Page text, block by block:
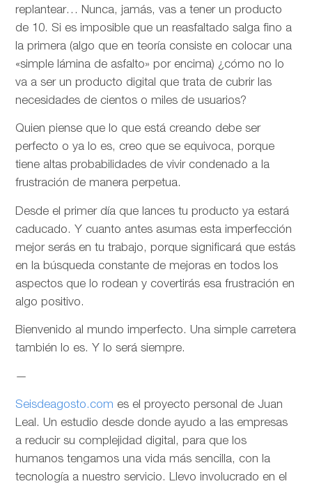
replantear… Nunca, jamás, vas a tener un producto
de 10. Si es imposible que un reasfaltado salga fino a
la primera (algo que en teoría consiste en colocar una
«simple lámina de asfalto» por encima) ¿cómo no lo
va a ser un producto digital que trata de cubrir las
necesidades de cientos o miles de usuarios?
Quien piense que lo que está creando debe ser
perfecto o ya lo es, creo que se equivoca, porque
tiene altas probabilidades de vivir condenado a la
frustración de manera perpetua.
Desde el primer día que lances tu producto ya estará
caducado. Y cuanto antes asumas esta imperfección
mejor serás en tu trabajo, porque significará que estás
en la búsqueda constante de mejoras en todos los
aspectos que lo rodean y covertirás esa frustración en
algo positivo.
Bienvenido al mundo imperfecto. Una simple carretera
también lo es. Y lo será siempre.
—
Seisdeagosto.com es el proyecto personal de Juan
Leal. Un estudio desde donde ayudo a las empresas
a reducir su complejidad digital, para que los
humanos tengamos una vida más sencilla, con la
tecnología a nuestro servicio. Llevo involucrado en el